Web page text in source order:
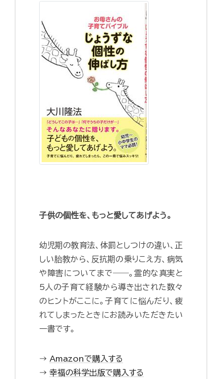
子供の個性を、もっと愛してあげよう。
幼児期の教育法、体罰としつけの違い、正
しい胎教から、反抗期の乗りこえ方、病気
や障害についてまで――。霊的な真実と
5人の子育て経験から導き出された数々
のヒントがここに。子育てに悩んだり、疲
れてしまったときにお読みいただきたい
一書です。
→ Amazonで購入する
→ 幸福の科学出版で購入する